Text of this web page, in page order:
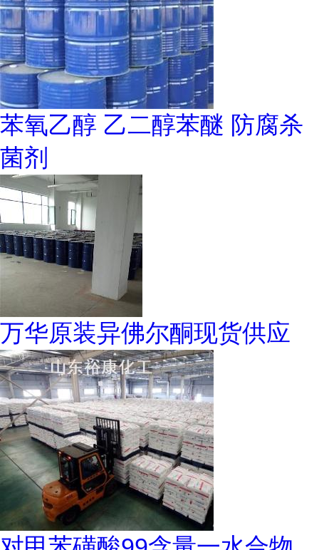
苯氧乙醇 乙二醇苯醚 防腐杀
菌剂
万华原装异佛尔酮现货供应